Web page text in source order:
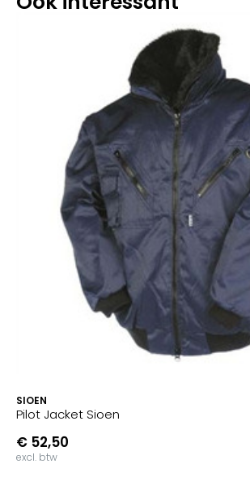
SIOEN
Pilot Jacket Sioen
€ 52,50
excl. btw